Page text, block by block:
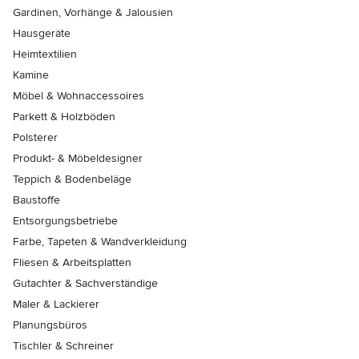
Gardinen, Vorhänge & Jalousien
Hausgeräte
Heimtextilien
Kamine
Möbel & Wohnaccessoires
Parkett & Holzböden
Polsterer
Produkt- & Möbeldesigner
Teppich & Bodenbeläge
Baustoffe
Entsorgungsbetriebe
Farbe, Tapeten & Wandverkleidung
Fliesen & Arbeitsplatten
Gutachter & Sachverständige
Maler & Lackierer
Planungsbüros
Tischler & Schreiner